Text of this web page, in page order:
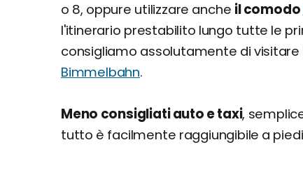
o 8, oppure utilizzare anche il comodo
l'itinerario prestabilito lungo tutte le
consigliamo assolutamente di
Bimmelbahn.
Meno consigliati auto e taxi,
tutto è facilmente raggiungibile a